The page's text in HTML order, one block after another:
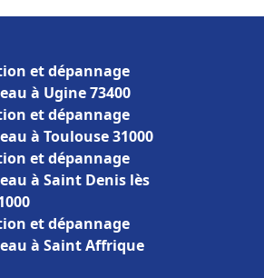
et dépannage
à Ugine 73400
et dépannage
à Toulouse 31000
et dépannage
à Saint Denis lès
et dépannage
à Saint Affrique